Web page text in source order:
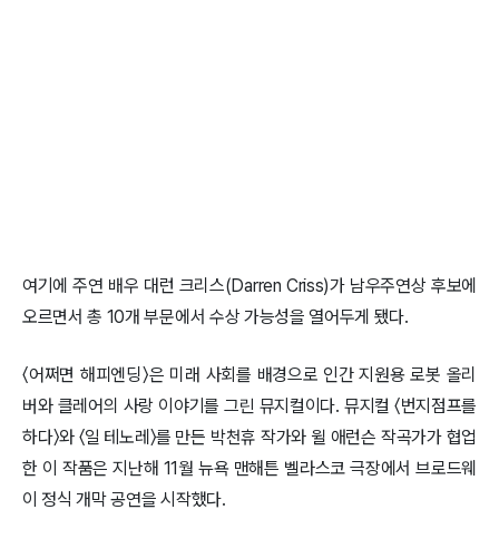
여기에 주연 배우 대런 크리스(Darren Criss)가 남우주연상 후보에
오르면서 총 10개 부문에서 수상 가능성을 열어두게 됐다.
〈어쩌면 해피엔딩〉은 미래 사회를 배경으로 인간 지원용 로봇 올리
버와 클레어의 사랑 이야기를 그린 뮤지컬이다. 뮤지컬 〈번지점프를
하다〉와 〈일 테노레〉를 만든 박천휴 작가와 윌 애런슨 작곡가가 협업
한 이 작품은 지난해 11월 뉴욕 맨해튼 벨라스코 극장에서 브로드웨
이 정식 개막 공연을 시작했다.